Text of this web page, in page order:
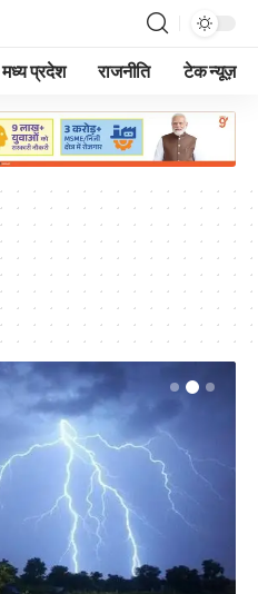
मध्य प्रदेश राजनीति टेक न्यूज़